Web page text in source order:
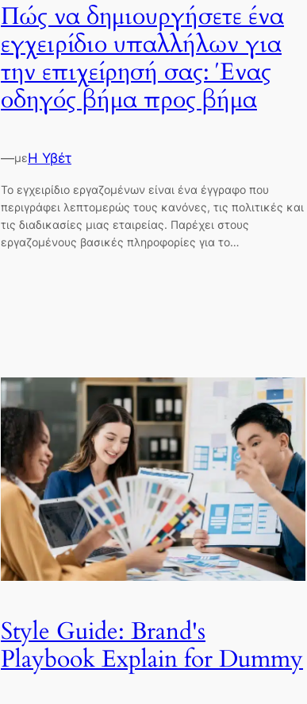
Πώς να δημιουργήσετε ένα
εγχειρίδιο υπαλλήλων για
την επιχείρησή σας: Ένας
οδηγός βήμα προς βήμα
—μεΗ Υβέτ
Το εγχειρίδιο εργαζομένων είναι ένα έγγραφο που
περιγράφει λεπτομερώς τους κανόνες, τις πολιτικές και
τις διαδικασίες μιας εταιρείας. Παρέχει στους
εργαζομένους βασικές πληροφορίες για το…
Style Guide: Brand's
Playbook Explain for Dummy